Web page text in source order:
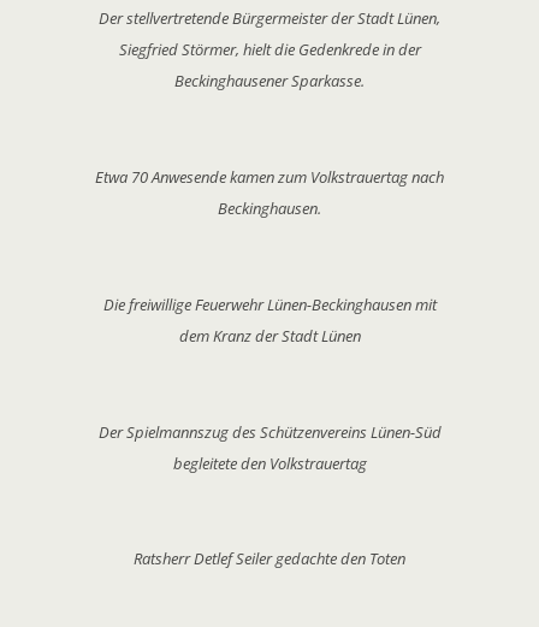
Der stellvertretende Bürgermeister der Stadt Lünen,
Siegfried Störmer, hielt die Gedenkrede in der
Beckinghausener Sparkasse.
Etwa 70 Anwesende kamen zum Volkstrauertag nach
Beckinghausen.
Die freiwillige Feuerwehr Lünen-Beckinghausen mit
dem Kranz der Stadt Lünen
Der Spielmannszug des Schützenvereins Lünen-Süd
begleitete den Volkstrauertag
Ratsherr Detlef Seiler gedachte den Toten